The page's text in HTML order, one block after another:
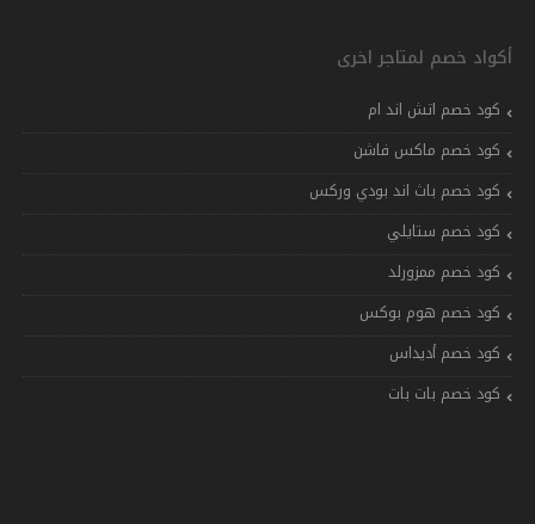
أكواد خصم لمتاجر اخرى
كود خصم اتش اند ام
كود خصم ماكس فاشن
كود خصم باث اند بودي وركس
كود خصم ستايلي
كود خصم ممزورلد
كود خصم هوم بوكس
كود خصم أديداس
كود خصم بات بات